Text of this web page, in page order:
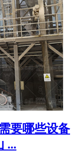
要哪些设备
...